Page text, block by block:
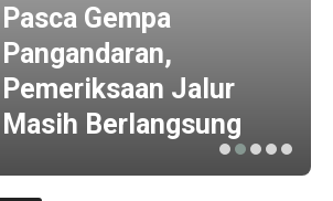
Pasca Gempa
Pangandaran,
Pemeriksaan Jalur
Masih Berlangsung